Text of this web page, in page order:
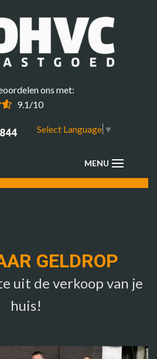
ons met:
9.1/10
Select Language ▼
GELDROP
uit de verkoop van je
huis!